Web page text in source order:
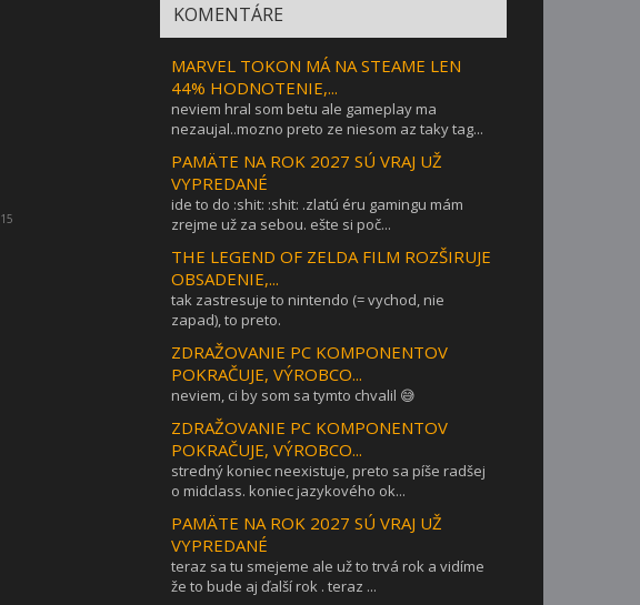
15
KOMENTÁRE
MARVEL TOKON MÁ NA STEAME LEN
44% HODNOTENIE,...
neviem hral som betu ale gameplay ma
nezaujal..mozno preto ze niesom az taky tag...
PAMÄTE NA ROK 2027 SÚ VRAJ UŽ
VYPREDANÉ
ide to do :shit: :shit: .zlatú éru gamingu mám
zrejme už za sebou. ešte si poč...
THE LEGEND OF ZELDA FILM ROZŠIRUJE
OBSADENIE,...
tak zastresuje to nintendo (= vychod, nie
zapad), to preto.
ZDRAŽOVANIE PC KOMPONENTOV
POKRAČUJE, VÝROBCO...
neviem, ci by som sa tymto chvalil 😅
ZDRAŽOVANIE PC KOMPONENTOV
POKRAČUJE, VÝROBCO...
stredný koniec neexistuje, preto sa píše radšej
o midclass. koniec jazykového ok...
PAMÄTE NA ROK 2027 SÚ VRAJ UŽ
VYPREDANÉ
teraz sa tu smejeme ale už to trvá rok a vidíme
že to bude aj ďalší rok . teraz ...